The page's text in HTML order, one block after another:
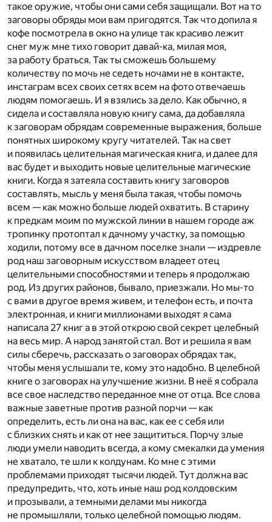
такое оружие, чтобы они сами себя защищали. Вот на то
заговоры обряды мои вам пригодятся. Так что допила я
кофе посмотрела в окно на улице так красиво лежит
снег муж мне тихо говорит давай-ка, милая моя,
за работу браться. Так ты сможешь большему
количеству по мочь не седеть ночами не в контакте,
инстаграм всех своих сетях всем на фото отвечаешь
людям помогаешь. И я взялись за дело. Как обычно, я
сидела и составляла новую книгу сама, да добавляла
к заговорам обрядам современные выражения, больше
понятных широкому кругу читателей. Так на свет
и появилась целительная магическая книга, и далее для
вас будет и выходить новые целительные магические
книги. Когда я затеяла составить книгу заговоров
составлять, мысль у меня была такая, чтобы помочь
всем — как можно больше людей охватить. В старину
к предкам моим по мужской линии в нашем городе аж
тропинку протоптал к дачному участку, за помощью
ходили, потому все в дачном поселке знали — издревле
род наш заговорным искусством владеет отец
целительными способностями и теперь я продолжаю
род. Из других районов, бывало, приезжали. Но мы-то
с вами в другое время живем, и телефон есть, и почта
электронная, и книги миллионами выходят я сама
написала 27 книг а в этой открою свой секрет целебный
на весь мир. А народ занятой стал. Вот и решила я вам
силы сберечь, рассказать о заговорах обрядах так,
чтобы меня услышали те, кому это надобно. В целебной
книге о заговорах на улучшение жизни. В неё я собрала
все свое наследство переданное мне от отца. Все слова
важные заветные против разной порчи — как
определить, есть ли она на вас, как ее с себя или
с близких снять и как от нее защититься. Порчу злые
люди умели наводить всегда, а кому смекалки да умения
не хватало, те шли к колдунам. Ко мне с этими
проблемами приходят тысячи людей. Тут должна вас
предупредить, что, хоть иные наш род колдовским
и прозывали, а темными делами мы никогда
не промышляли, только целебной помощью людям.